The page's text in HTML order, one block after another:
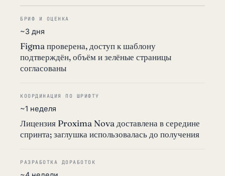
БРИФ И ОЦЕНКА
~3 дня
Figma проверена, доступ к шаблону
подтверждён, объём и зелёные страницы
согласованы
КООРДИНАЦИЯ ПО ШРИФТУ
~1 неделя
Лицензия Proxima Nova доставлена в середине
спринта; заглушка использовалась до получения
РАЗРАБОТКА ДОРАБОТОК